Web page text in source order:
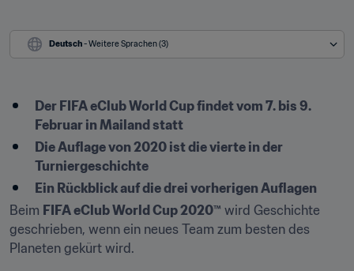
Deutsch - Weitere Sprachen (3)
Der FIFA eClub World Cup findet vom 7. bis 9.
Februar in Mailand statt
Die Auflage von 2020 ist die vierte in der
Turniergeschichte
Ein Rückblick auf die drei vorherigen Auflagen
Beim FIFA eClub World Cup 2020™ wird Geschichte
geschrieben, wenn ein neues Team zum besten des
Planeten gekürt wird.